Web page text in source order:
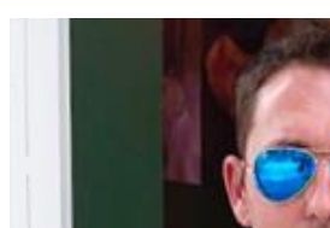
Boletín